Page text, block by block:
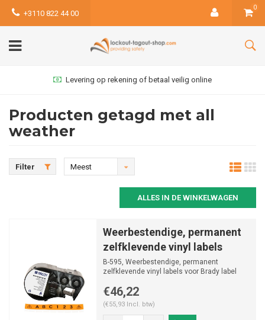
+3110 822 44 00
0
Levering op rekening of betaal veilig online
Producten getagd met all
weather
Filter
Meest
ALLES IN DE WINKELWAGEN
Weerbestendige, permanent
zelfklevende vinyl labels
B-595, Weerbestendige, permanent
zelfklevende vinyl labels voor Brady label
€46,22
(€55,93 Incl. btw)